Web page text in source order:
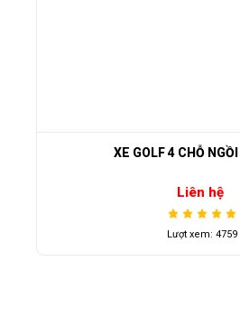
XE GOLF 4 CHỖ
Liên hệ
Lượt xem: 4759